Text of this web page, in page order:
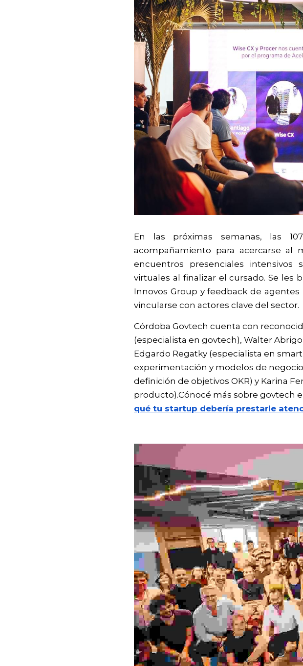
En las próximas semanas, las
acompañamiento para acercarse al
encuentros presenciales
virtuales al finalizar el cursado. Se les
Innovos Group y feedback de
vincularse con actores clave del sector.
Córdoba Govtech cuenta con
(especialista en govtech), Walter
Edgardo Regatky (especialista en
experimentación y modelos de
definición de objetivos OKR) y Karina
producto).Cónocé más sobre govtech
qué tu startup debería prestarle